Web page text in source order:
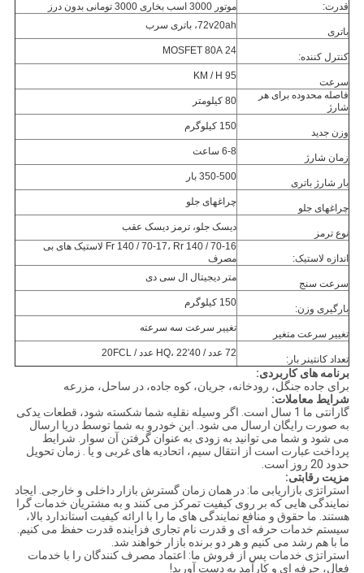
قدرت: موتور 3000 اسب بخاری 3000 تومانی بدون درز
باتری
72v20ah، باتری سرب
کنترل کننده:
24 MOSFET 80A
سرعت
95 KM / H
فاصله محدوده برای هر
شارژ
80 کیلومتر
وزن جدید
150 کیلوگرم
زمان شارژ
6-8 ساعت
بار شارژ باتری
350-500 بار
چراغهای جلو
چراغهای جلو
نوع ترمز
دیسک جلو، ترمز دیسک عقب
اندازه لاستیک:
Fr 140 / 70-17، Rr 140 / 70-16 لاستیک های بی
مصرف
سرعت سنج
متر دیجیتال ال سی دی
بارگیری وزن:
150 کیلوگرم
تغییر سرعت متغیر
تغییر سرعت سه سرعته
تعداد کانتینر بار:
72 عدد / 40'HQ، 22 عدد / 20FCL
برنامه های کاربردی:
برای جاده جنگل، رودخانه، جریان، کوه جاده، در ساحل، مزرعه
شرایط معاملات:
گارانتی ما 1 سال است. اگر وسیله نقلیه شما شکسته شود، قطعات یدکی
به صورت رایگان ارسال می شود. این خودرو به شما توسط دریا ارسال
می شود و شما می توانید به زودی به عنوان گرفتن آن سوار. شرایط
پرداخت عبارت است از انتقال سیم، اتحادیه های غربی و یا . زمان تحویل
حدود 20 روز است.
مزیت رقابتی:
استراتژی بازاریابی ما: در همان زمان گسترش بازار داخلی و خارجی. ایجاد
نمایندگی هایی که بر روی کیفیت تمرکز می کنند و به مشتریان خدمات گرا
هستند. ما حقوق و منافع نمایندگی های ما را با ارائه کیفیت استاندارد بالا،
سیستم خدمات حرفه ای و قدرت نام تجاری فزاینده قدرت حفظ می کنیم.
ما با هم رشد می کنیم و هر دو برنده بازار خواهند شد.
استراتژی خدمات پس از فروش ما: اعتماد مصرف کنندگان را با خدمات
فعال، حرفه ای و کارآمد به دست آورید!